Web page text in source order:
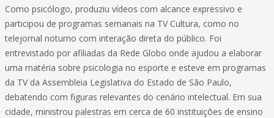
Como psicólogo, produziu vídeos com alcance expressivo e
participou de programas semanais na TV Cultura, como no
telejornal noturno com interação direta do público. Foi
entrevistado por afiliadas da Rede Globo onde ajudou a elaborar
uma matéria sobre psicologia no esporte e esteve em programas
da TV da Assembleia Legislativa do Estado de São Paulo,
debatendo com figuras relevantes do cenário intelectual. Em sua
cidade, ministrou palestras em cerca de 60 instituições de ensino